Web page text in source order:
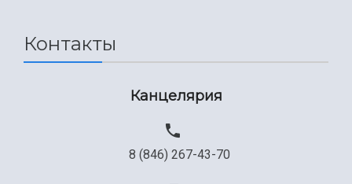
Контакты
Канцелярия
8 (846) 267-43-70